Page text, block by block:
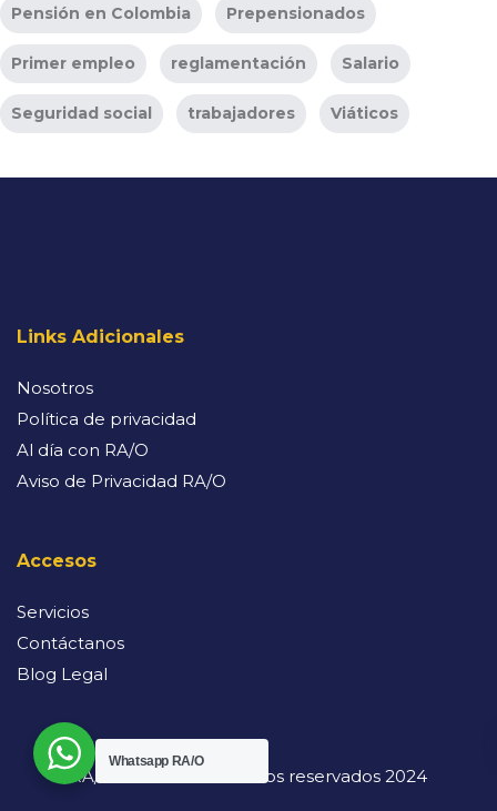
Pensión en Colombia Prepensionados
Primer empleo reglamentación Salario
Seguridad social trabajadores Viáticos
Links Adicionales
Nosotros
Política de privacidad
Al día con RA/O
Aviso de Privacidad RA/O
Accesos
Servicios
Contáctanos
Blog Legal
RA/O. Todos los derechos reservados 2024
Whatsapp RA/O